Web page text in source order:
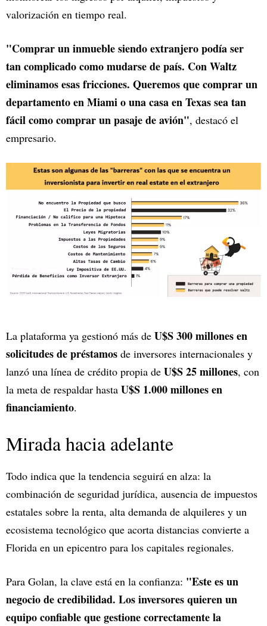
valorización en tiempo real.
"Comprar un inmueble siendo extranjero podía ser
tan complicado como mudarse de país. Con Waltz
eliminamos esas fricciones. Queremos que comprar un
departamento en Miami o una casa en Texas sea tan
fácil como comprar un pasaje de avión", destacó el
empresario.
La plataforma ya gestionó más de U$S 300 millones en
solicitudes de préstamos de inversores internacionales y
lanzó una línea de crédito propia de U$S 25 millones, con
la meta de respaldar hasta U$S 1.000 millones en
financiamiento.
Mirada hacia adelante
Todo indica que la tendencia seguirá en alza: la
combinación de seguridad jurídica, ausencia de impuestos
estatales sobre la renta, alta demanda de alquileres y un
ecosistema tecnológico que acorta distancias convierte a
Florida en un epicentro para los capitales regionales.
Para Golan, la clave está en la confianza: "Este es un
negocio de credibilidad. Los inversores quieren un
equipo confiable que gestione correctamente la